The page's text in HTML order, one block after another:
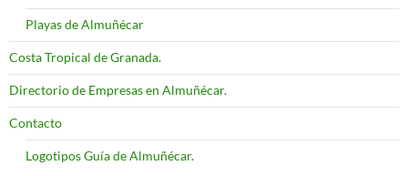
Playas de Almuñécar
Costa Tropical de Granada.
Directorio de Empresas en Almuñécar.
Contacto
Logotipos Guía de Almuñécar.